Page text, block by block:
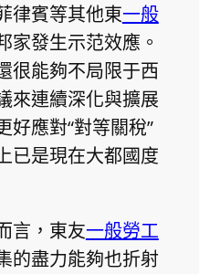
律賓等其他東一般
家發生示范效應。
很能夠不局限于西
來連續深化與擴展
好應對“對等關稅”
已是現在大都國度
言，東友一般勞工
的盡力能夠也折射